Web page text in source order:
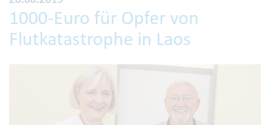
1000-Euro für Opfer von
Flutkatastrophe in Laos